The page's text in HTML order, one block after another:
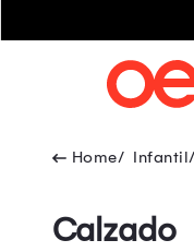
Infantil
Calzado